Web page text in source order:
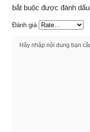
bắt buộc được đánh dấu
Đánh giá